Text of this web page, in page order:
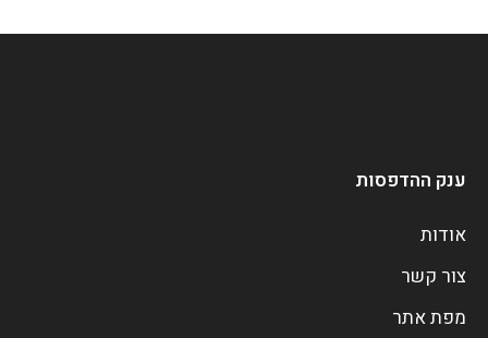
ענק ההדפסות
אודות
צור קשר
מפת אתר